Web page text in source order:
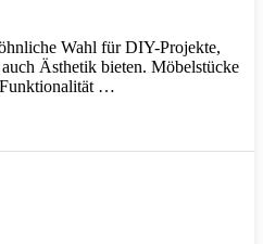
Wahl für DIY-Projekte,
Ästhetik bieten. Möbelstücke
Funktionalität …